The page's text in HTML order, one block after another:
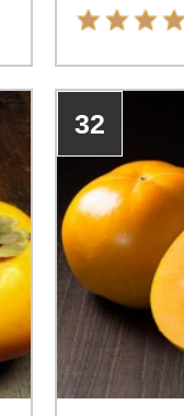
がない甘い
32